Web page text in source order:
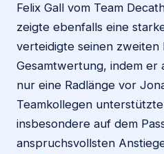
Felix Gall vom Team
zeigte ebenfalls eine
verteidigte seinen zweiten
Gesamtwertung, indem er
nur eine Radlänge vor
Teamkollegen
insbesondere auf dem
anspruchsvollsten